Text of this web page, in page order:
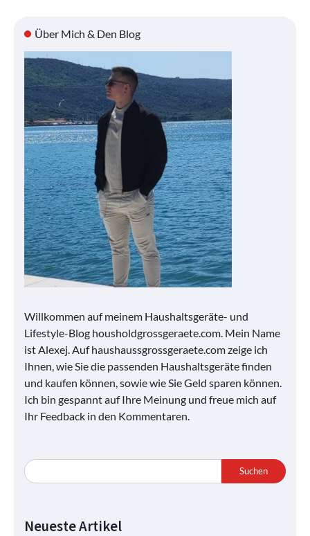
Über Mich & Den Blog
Willkommen auf meinem Haushaltsgeräte- und
Lifestyle-Blog housholdgrossgeraete.com. Mein Name
ist Alexej. Auf haushaussgrossgeraete.com zeige ich
Ihnen, wie Sie die passenden Haushaltsgeräte finden
und kaufen können, sowie wie Sie Geld sparen können.
Ich bin gespannt auf Ihre Meinung und freue mich auf
Ihr Feedback in den Kommentaren.
Suchen
Neueste Artikel